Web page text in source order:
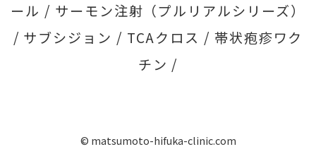
ール / サーモン注射（プルリアルシリーズ）
/ サブシジョン / TCAクロス / 帯状疱疹ワク
チン /
© matsumoto-hifuka-clinic.com